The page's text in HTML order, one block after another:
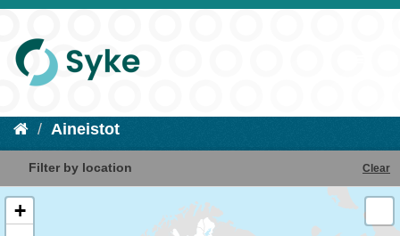
Aineistot
Filter by location Clear
+